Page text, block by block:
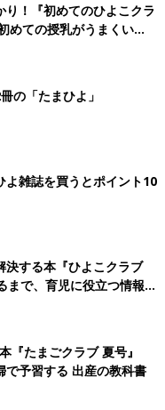
！『初めてのひよこクラ
めての授乳がうまくい
と夏のトラブル 解決テ
の「たまひよ」
よ雑誌を買うとポイント10
決する本『ひよこクラブ
で、育児に役立つ情報が
『たまごクラブ 夏号』
で予習する 出産の教科書